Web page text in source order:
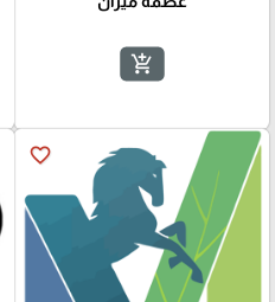
add_shopping_cart
favorite_border